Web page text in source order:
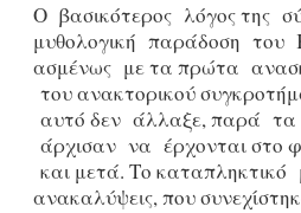
Ο βασικότερος λόγος της
μυθολογική παράδοση του
ασμένως με τα πρώτα
του ανακτορικού
αυτό δεν άλλαξε, παρά τα
άρχισαν να έρχονται στο
και μετά. Το καταπληκτικό
ανακαλύψεις, που